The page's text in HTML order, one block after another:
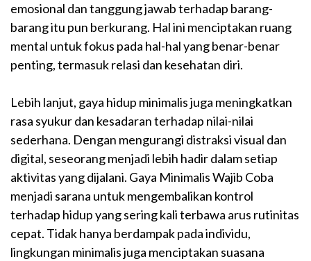
emosional dan tanggung jawab terhadap barang-
barang itu pun berkurang. Hal ini menciptakan ruang
mental untuk fokus pada hal-hal yang benar-benar
penting, termasuk relasi dan kesehatan diri.
Lebih lanjut, gaya hidup minimalis juga meningkatkan
rasa syukur dan kesadaran terhadap nilai-nilai
sederhana. Dengan mengurangi distraksi visual dan
digital, seseorang menjadi lebih hadir dalam setiap
aktivitas yang dijalani. Gaya Minimalis Wajib Coba
menjadi sarana untuk mengembalikan kontrol
terhadap hidup yang sering kali terbawa arus rutinitas
cepat. Tidak hanya berdampak pada individu,
lingkungan minimalis juga menciptakan suasana